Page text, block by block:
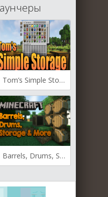
Tom’s Simple Storage для Майнкрафт [1.19.4, 1.19.3, 1.19.2]
Barrels, Drums, Storage & More для Майнкафт 1.12.2